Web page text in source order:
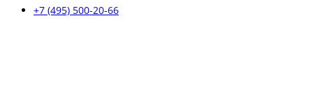
+7 (495) 500-20-66